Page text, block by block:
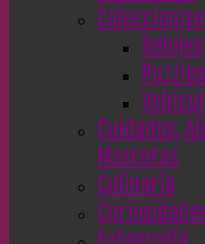
Relojes
Puzzles
Cuidados,
Mascotas
Culinaria